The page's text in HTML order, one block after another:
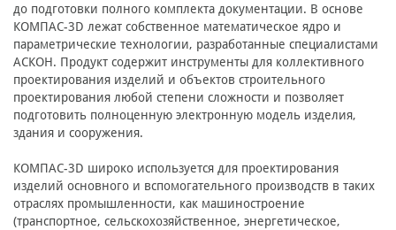
до подготовки полного комплекта документации. В основе
КОМПАС-3D лежат собственное математическое ядро и
параметрические технологии, разработанные специалистами
АСКОН. Продукт содержит инструменты для коллективного
проектирования изделий и объектов строительного
проектирования любой степени сложности и позволяет
подготовить полноценную электронную модель изделия,
здания и сооружения.
КОМПАС-3D широко используется для проектирования
изделий основного и вспомогательного производств в таких
отраслях промышленности, как машиностроение
(транспортное, сельскохозяйственное, энергетическое,